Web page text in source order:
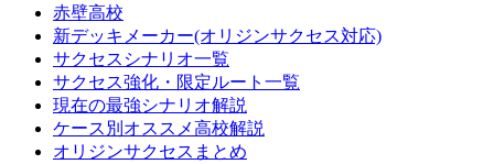
赤壁高校
新デッキメーカー(オリジンサクセス対応)
サクセスシナリオ一覧
サクセス強化・限定ルート一覧
現在の最強シナリオ解説
ケース別オススメ高校解説
オリジンサクセスまとめ